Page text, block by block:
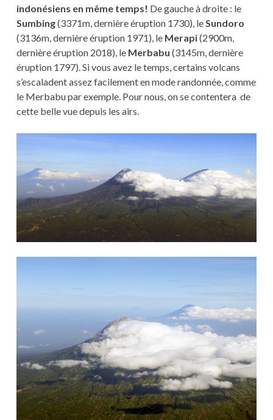
indonésiens en même temps! De gauche à droite : le
Sumbing(3371m, dernière éruption 1730), leSundoro
(3136m, dernière éruption 1971), le Merapi(2900m,
dernière éruption 2018), le Merbabu (3145m, dernière
éruption 1797). Si vous avez le temps, certains volcans
s’escaladent assez facilement en mode randonnée, comme
le Merbabu par exemple. Pour nous, on se contentera de
cette belle vue depuis les airs.